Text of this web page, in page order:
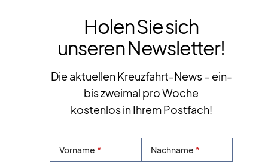
Holen Sie sich
unseren Newsletter!
Die aktuellen Kreuzfahrt-News – ein-
bis zweimal pro Woche
kostenlos in Ihrem Postfach!
Vorname Nachname